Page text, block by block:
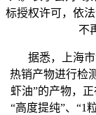
标授权许可，依
不
据悉，上海市
热销产物进行检
虾油”的产物，正
“高度提纯”、“1